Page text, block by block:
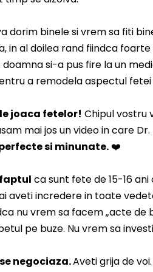
dorim binele si vrem sa fiti
in al doilea rand fiindca
doamna si-a pus fire la un
a remodela aspectul
joaca fetelor! Chipul vostru
mai jos un video in care
si minunate. ❤️
ca sunt fete de 15-16
aveti incredere in toate
nu vrem sa facem „acte
pe buze. Nu vrem sa
negociaza.Aveti grija de